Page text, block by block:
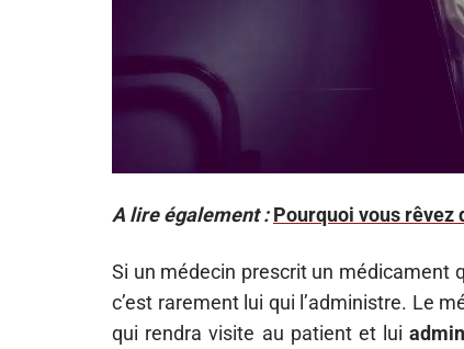
A lire également : Pourquoi vous rêvez
Si un médecin prescrit un médicament
c’est rarement lui qui l’administre. Le
qui rendra visite au patient et lui